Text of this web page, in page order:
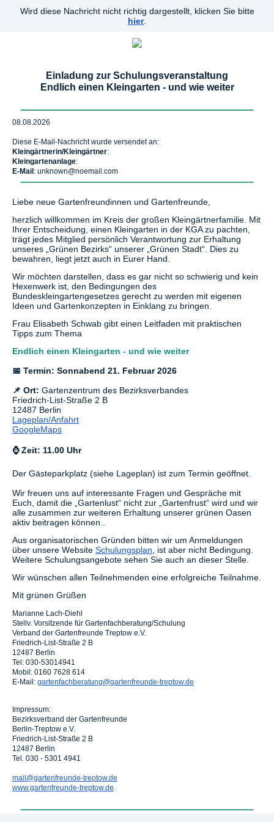
Wird diese Nachricht nicht richtig dargestellt, klicken Sie bitte
hier.
Einladung zur Schulungsveranstaltung
Endlich einen Kleingarten - und wie weiter
08.08.2026
Diese E-Mail-Nachricht wurde versendet an:
Kleingärtnerin/Kleingärtner:
Kleingartenanlage:
E-Mail : unknown@noemail.com
Liebe neue Gartenfreundinnen und Gartenfreunde,
herzlich willkommen im Kreis der großen Kleingärtnerfamilie. Mit
Ihrer Entscheidung, einen Kleingarten in der KGA zu pachten,
trägt jedes Mitglied persönlich Verantwortung zur Erhaltung
unseres „Grünen Bezirks“ unserer „Grünen Stadt“. Dies zu
bewahren, liegt jetzt auch in Eurer Hand.
Wir möchten darstellen, dass es gar nicht so schwierig und kein
Hexenwerk ist, den Bedingungen des
Bundeskleingartengesetzes gerecht zu werden mit eigenen
Ideen und Gartenkonzepten in Einklang zu bringen.
Frau Elisabeth Schwab gibt einen Leitfaden mit praktischen
Tipps zum Thema
Endlich einen Kleingarten - und wie weiter
📅 Termin: Sonnabend 21. Februar 2026
📌 Ort: Gartenzentrum des Bezirksverbandes
Friedrich-List-Straße 2 B
12487 Berlin
Lageplan/Anfahrt
GoogleMaps
⌚ Zeit: 11.00 Uhr
Der Gästeparkplatz (siehe Lageplan) ist zum Termin geöffnet.
Wir freuen uns auf interessante Fragen und Gespräche mit
Euch, damit die „Gartenlust“ nicht zur „Gartenfrust“ wird und wir
alle zusammen zur weiteren Erhaltung unserer grünen Oasen
aktiv beitragen können..
Aus organisatorischen Gründen bitten wir um Anmeldungen
über unsere Website Schulungsplan , ist aber nicht Bedingung.
Weitere Schulungsangebote sehen Sie auch an dieser Stelle.
Wir wünschen allen Teilnehmenden eine erfolgreiche Teilnahme.
Mit grünen Grüßen
Marianne Lach-Diehl
Stellv. Vorsitzende für Gartenfachberatung/Schulung
Verband der Gartenfreunde Treptow e.V.
Friedrich-List-Straße 2 B
12487 Berlin
Tel: 030-53014941
Mobil: 0160 7628 614
E-Mail: gartenfachberatung@gartenfreunde-treptow.de
Impressum:
Bezirksverband der Gartenfreunde
Berlin-Treptow e.V.
Friedrich-List-Straße 2 B
12487 Berlin
Tel. 030 - 5301 4941
mail@gartenfreunde-treptow.de
www.gartenfreunde-treptow.de